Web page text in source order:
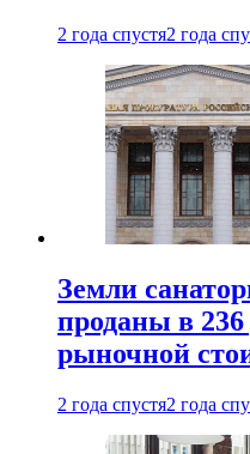
2 года спустя2 года
Земли
проданы в 236
рыночной
2 года спустя2 года